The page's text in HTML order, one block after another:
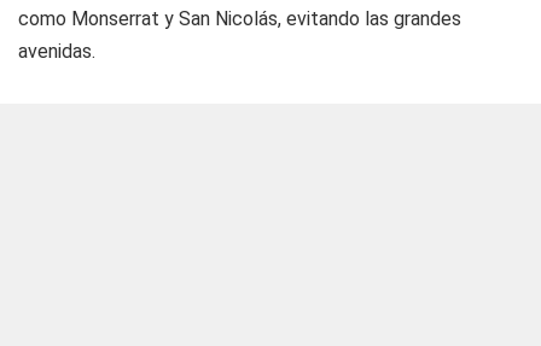
como Monserrat y San Nicolás, evitando las grandes
avenidas.